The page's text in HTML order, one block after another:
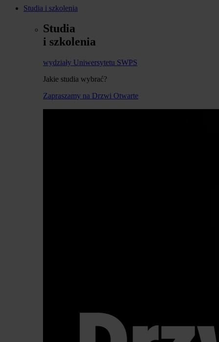
Studia i szkolenia
Studia
i szkolenia
wydziały Uniwersytetu SWPS
Jakie studia wybrać?
Zapraszamy na Drzwi Otwarte